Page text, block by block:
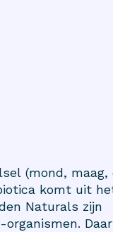
(mond, maag,
komt uit
Naturals zijn